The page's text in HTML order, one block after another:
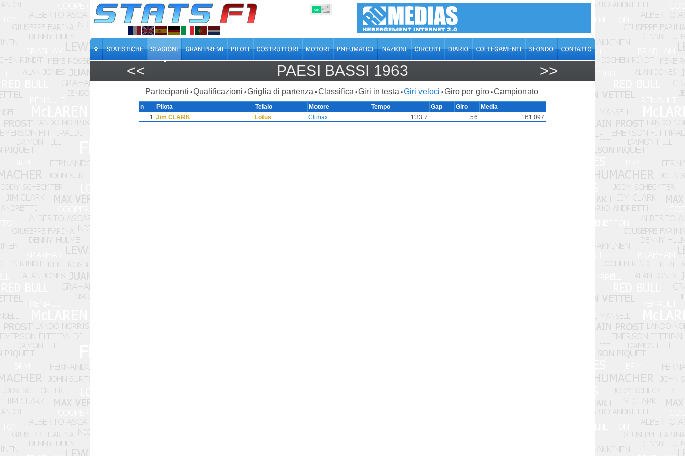
ON OFF
<< PAESI BASSI 1963 >>
Partecipanti •Qualificazioni •Griglia di partenza •Classifica •Giri in testa •Giri veloci •Giro per giro •Campionato
n Pilota Telaio Motore Tempo Gap Giro
Media
1 Jim CLARK Lotus Climax 1'33.7 56 161.097